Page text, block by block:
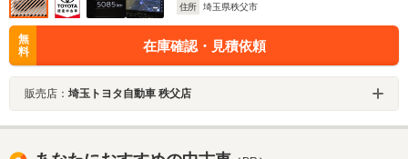
住所
埼玉県秩父市
無
料
在庫確認・見積依頼
販売店： 埼玉トヨタ自動車 秩父店